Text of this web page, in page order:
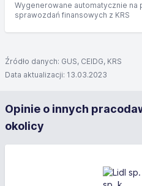
Wygenerowane automatycznie na
sprawozdań finansowych z KRS
Źródło danych: GUS, CEIDG, KRS
Data aktualizacji: 13.03.2023
Opinie o innych
okolicy